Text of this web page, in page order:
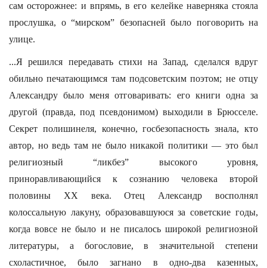
сам осторожнее: и впрямь, в его келейке наверняка стояла
прослушка, о “мирском” безопасней было поговорить на
улице.
...Я решился передавать стихи на Запад, сделался вдруг
обильно печатающимся там подсоветским поэтом; не отцу
Александру было меня отговаривать: его книги одна за
другой (правда, под псевдонимом) выходили в Брюсселе.
Секрет полишинеля, конечно, госбезопасность знала, кто
автор, но ведь там не было никакой политики — это был
религиозный “ликбез” высокого уровня,
приноравливающийся к сознанию человека второй
половины XX века. Отец Александр восполнял
колоссальную лакуну, образовавшуюся за советские годы,
когда вовсе не было и не писалось широкой религиозной
литературы, а богословие, в значительной степени
схоластичное, было загнано в одно-два казенных,